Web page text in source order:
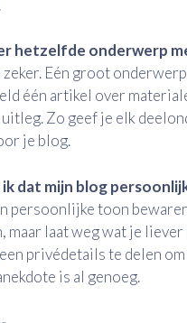
hetzelfde onderwerp
zeker. Eén groot
één artikel over
Zo geef je elk
je blog.
dat mijn blog
persoonlijke toon
maar laat weg wat je
privédetails te delen
is al genoeg.